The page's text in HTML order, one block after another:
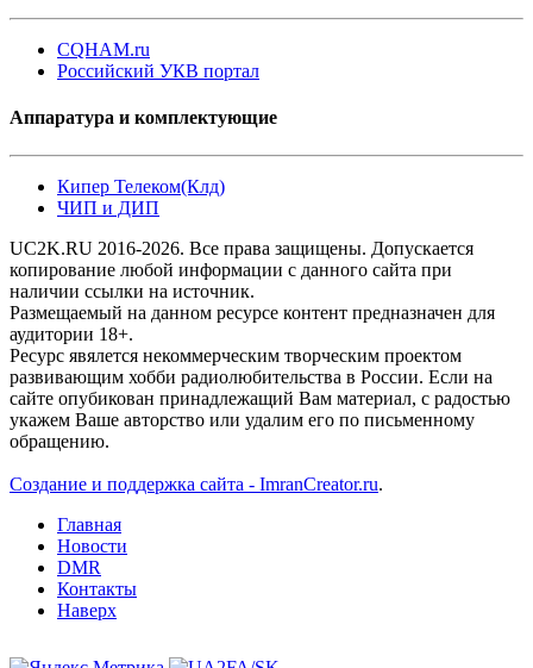
CQHAM.ru
Российский УКВ портал
Аппаратура и комплектующие
Кипер Телеком(Клд)
ЧИП и ДИП
UC2K.RU 2016-2026. Все права защищены. Допускается
копирование любой информации с данного сайта при
наличии ссылки на источник.
Размещаемый на данном ресурсе контент предназначен для
аудитории 18+.
Ресурс явялется некоммерческим творческим проектом
развивающим хобби радиолюбительства в России. Если на
сайте опубикован принадлежащий Вам материал, с радостью
укажем Ваше авторство или удалим его по письменному
обращению.
Создание и поддержка сайта - ImranCreator.ru.
Главная
Новости
DMR
Контакты
Наверх